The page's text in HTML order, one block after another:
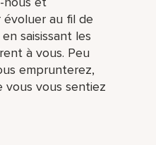
au fil de
saisissant les
à vous. Peu
emprunterez,
vous vous sentiez